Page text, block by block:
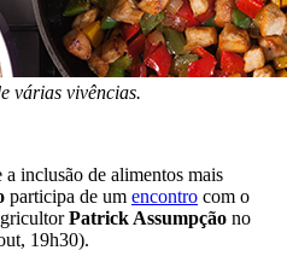
várias vivências.
inclusão de alimentos mais
participa de um encontro com o
Patrick Assumpção no
19h30).